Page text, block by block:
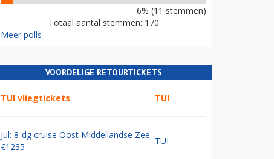
6% (11 stemmen)
Totaal aantal stemmen: 170
Meer polls
VOORDELIGE RETOURTICKETS
TUI vliegtickets TUI
Jul: 8-dg cruise Oost Middellandse Zee
€1235
TUI